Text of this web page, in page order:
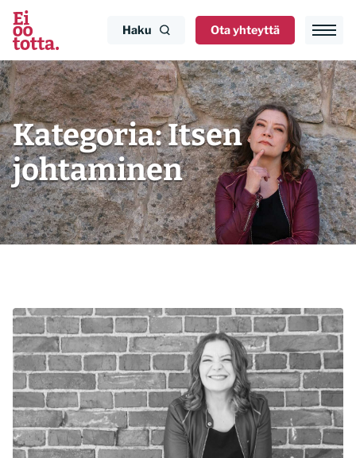
Siirry
sisältöön
Haku Ota yhteyttä
Kategoria:Itsen
johtaminen